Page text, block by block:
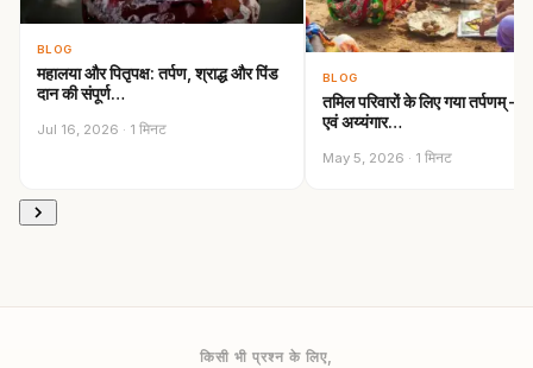
BLOG
महालया और पितृपक्ष: तर्पण, श्राद्ध और पिंड
दान की संपूर्ण…
Jul 16, 2026 · 1 मिनट
BLOG
तमिल परिवारों के लिए गया तर्पणम् —
एवं अय्यंगार…
May 5, 2026 · 1 मिनट
किसी भी प्रश्न के लिए,